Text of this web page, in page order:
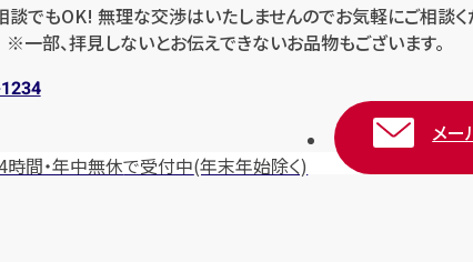
談でもOK! 無理な交渉はいたしませんのでお気軽にご相談く
※一部、拝見しないとお伝えできないお品物もございます。
時間・年中無休で受付中(年末年始除く)
メー